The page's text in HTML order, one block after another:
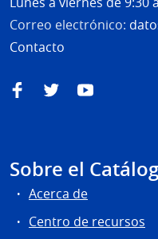
Correo electrónico:
Contacto
FacebookTwitterYouTube
Sobre el
Acerca de
Centro de recursos